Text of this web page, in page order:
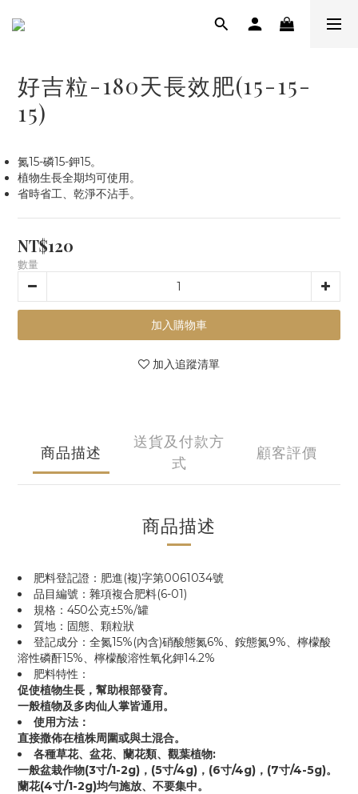
好吉粒-180天長效肥(15-15-
15)
氮15-磷15-鉀15。
植物生長全期均可使用。
省時省工、乾淨不沾手。
NT$120
數量
加入購物車
加入追蹤清單
商品描述
送貨及付款方
式
顧客評價
商品描述
肥料登記證：肥進(複)字第0061034號
品目編號：雜項複合肥料(6-01)
規格：450公克±5%/罐
質地：固態、顆粒狀
登記成分：全氮15%(內含)硝酸態氮6%、銨態氮9%、檸檬酸
溶性磷酐15%、檸檬酸溶性氧化鉀14.2%
肥料特性：
促使植物生長，幫助根部發育。
一般植物及多肉仙人掌皆通用。
使用方法：
直接撒佈在植株周圍或與土混合。
各種草花、盆花、蘭花類、觀葉植物:
一般盆栽作物(3寸/1-2g)，(5寸/4g)，(6寸/4g)，(7寸/4-5g)。
蘭花(4寸/1-2g)均勻施放、不要集中。